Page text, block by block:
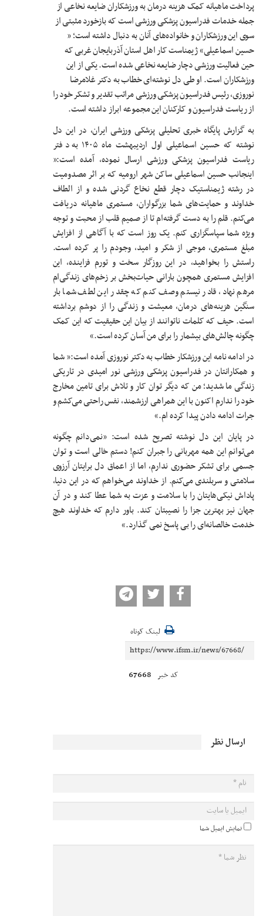
پرداخت ماهیانه کمک هزینه درمان به ورزشکاران ضایعه نخاعی از
جمله خدمات فدراسیون پزشکی ورزشی است که بازخورد مثبتی از
سوی این ورزشکاران و خانواده‌های آنان به دنبال داشته است؛ «
حسین اسماعیلی» ژیمناست کار اهل استان آذربایجان غربی که
حین فعالیت ورزشی دچار ضایعه نخاعی شده است. یکی از این
ورزشکاران است. او طی دل نوشته‌ای خطاب به دکتر غلامرضا
نوروزی، رئیس فدراسیون پزشکی ورزشی مراتب تقدیر و تشکر خود را
از ریاست فدراسیون و کارکنان این مجموعه ابراز داشته است.
به گزارش پایگاه خبری تحلیلی پزشکی ورزشی ایران، در این دل
نوشته که حسین اسماعیلی اول اردیبهشت ماه ۱۴۰۵ به دفتر
ریاست فدراسیون پزشکی ورزشی ارسال نموده، آمده است:«
اینجانب حسین اسماعیلی ساکن شهر ارومیه که بر اثر مصدومیت
در رشته ژیمناستیک دچار قطع نخاع گردنی شده و از الطاف
خداوند و حمایت‌های شما بزرگواران، مستمری ماهیانه دریافت
می‌کنم. قلم را به دست گرفته‌ام تا از صمیم قلب از محبت و توجه
ویژه شما سپاسگزاری کنم. یک روز است که با آگاهی از افزایش
مبلغ مستمری، موجی از شکر و امید، وجودم را پر کرده است.
راستش را بخواهید، در این روزگار سخت و تورم فزاینده، این
افزایش مستمری همچون بارانی حیات‌بخش بر زخم‌های زندگی‌ام
مرهم نهاد، قادر نیستم وصف کنم که چقدر این لطف شما بار
سنگین هزینه‌های درمان، معیشت و زندگی را از دوشم برداشته
است. حیف که کلمات ناتوانند از بیان این حقیقیت که این کمک
چگونه چالش‌های بیشمار را برای من آسان کرده است.»
در ادامه نامه این ورزشکار خطاب به دکتر نوروزی آمده است:« شما
و همکارانتان در فدراسیون پزشکی ورزشی نور امیدی در تاریکی
زندگی ما شدید؛ من که دیگر توان کار و تلاش برای تامین مخارج
خود را ندارم اکنون با این همراهی ارزشمند، نفس راحتی می‌کشم و
جرات ادامه دادن پیدا کرده ام.»
در پایان این دل نوشته تصریح شده است: «نمی‌دانم چگونه
می‌توانم این همه مهربانی را جبران کنم! دستم خالی است و توان
جسمی برای تشکر حضوری ندارم، اما از اعماق دل برایتان آرزوی
سلامتی و سربلندی می‌کنم. از خداوند می‌خواهم که در این دنیا،
پاداش نیکی‌هایتان را با سلامت و عزت به شما عطا کند و در آن
جهان نیز بهترین جزا را نصیبتان کند. باور دارم که خداوند هیچ
خدمت خالصانه‌ای را بی پاسخ نمی گذارد.»
لینک کوتاه
کد خبر 67668
ارسال نظر
نمایش ایمیل شما